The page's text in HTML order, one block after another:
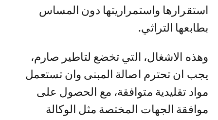
استقرارها واستمراريتها دون المساس
بطابعها التراثي.
وهذه الاشغال، التي تخضع لتاطير صارم،
يجب ان تحترم اصالة المبنى وان تستعمل
مواد تقليدية متوافقة، مع الحصول على
موافقة الجهات المختصة مثل الوكالة